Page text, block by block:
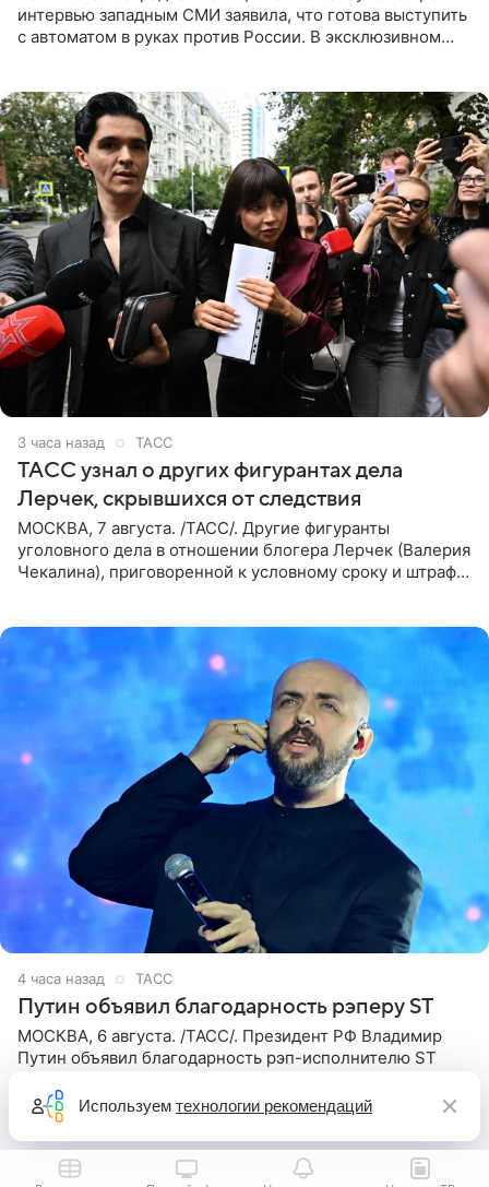
интервью западным СМИ заявила, что готова выступить
с автоматом в руках против России. В эксклюзивном
3 часа назад ТАСС
ТАСС узнал о других фигурантах дела
Лерчек, скрывшихся от следствия
МОСКВА, 7 августа. /ТАСС/. Другие фигуранты
уголовного дела в отношении блогера Лерчек (Валерия
Чекалина), приговоренной к условному сроку и штрафу,
4 часа назад ТАСС
Путин объявил благодарность рэперу ST
МОСКВА, 6 августа. /ТАСС/. Президент РФ Владимир
Путин объявил благодарность рэп-исполнителю ST
искусства. Такое распоряжение опубликовано на
официальном
Используем технологии рекомендаций